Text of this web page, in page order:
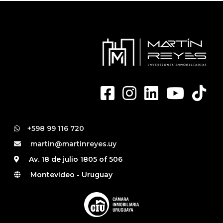
+598 99 116 720
martin@martinreyes.uy
Av. 18 de julio 1805 of 506
Montevideo - Uruguay